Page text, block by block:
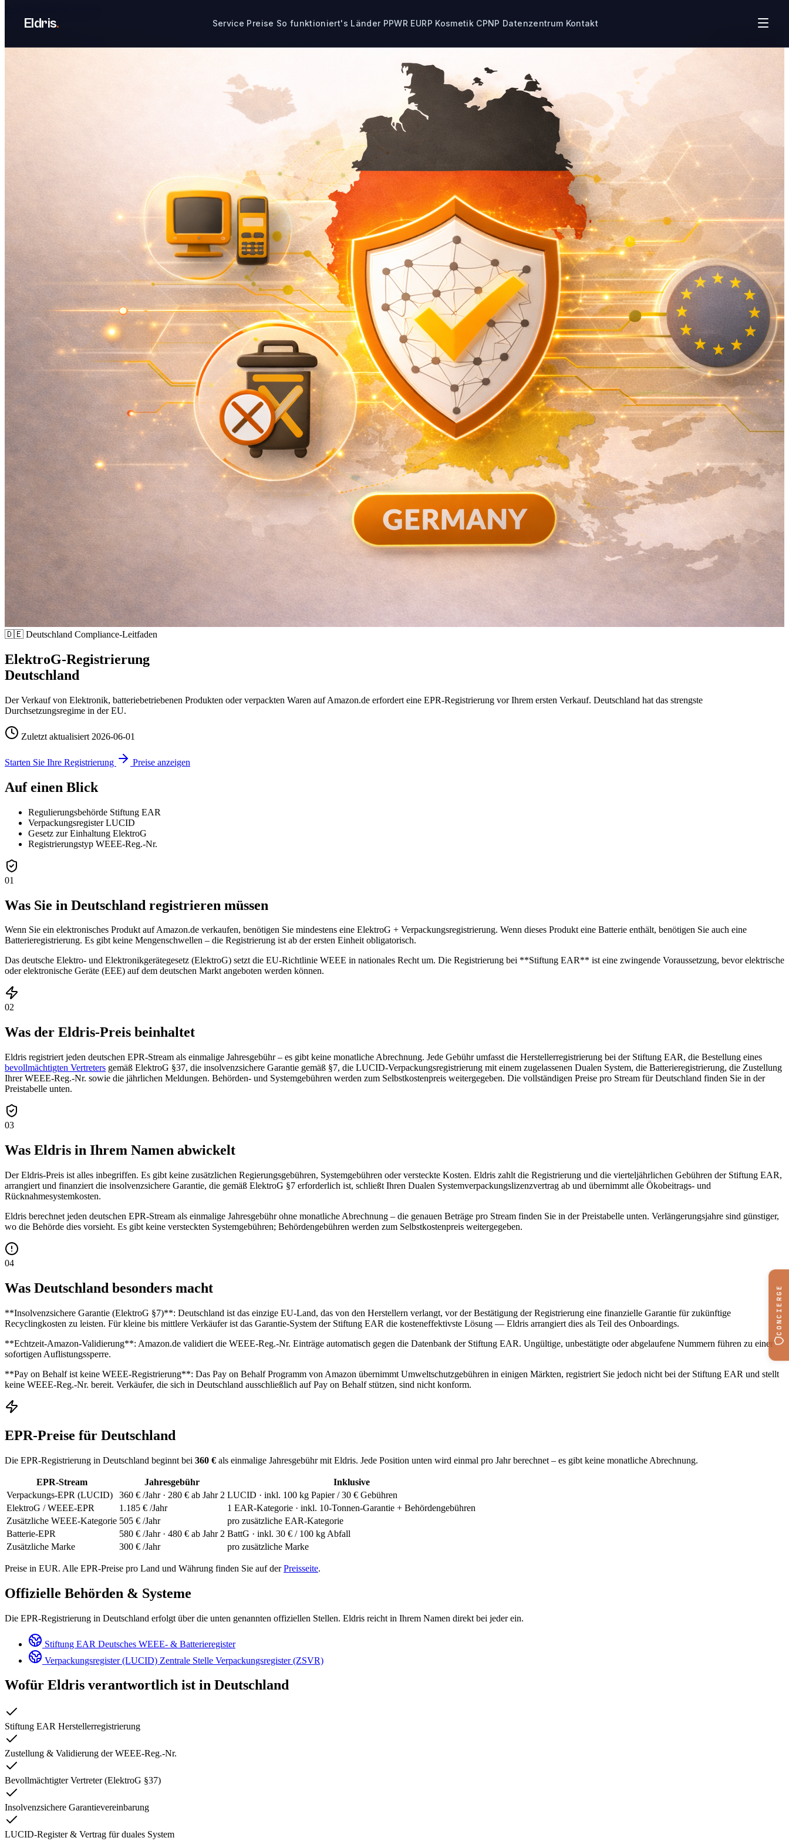
Eldris. Service Preise So funktioniert's Länder PPWR EURP Kosmetik CPNP Datenzentrum Kontakt
🇩🇪 Deutschland Compliance-Leitfaden
ElektroG-Registrierung
Deutschland
Der Verkauf von Elektronik, batteriebetriebenen Produkten oder verpackten Waren auf Amazon.de erfordert eine EPR-Registrierung vor Ihrem ersten Verkauf. Deutschland hat das strengste
Durchsetzungsregime in der EU.
Zuletzt aktualisiert 2026-06-01
Starten Sie Ihre Registrierung Preise anzeigen
Auf einen Blick
Regulierungsbehörde Stiftung EAR
Verpackungsregister LUCID
Gesetz zur Einhaltung ElektroG
Registrierungstyp WEEE-Reg.-Nr.
01
Was Sie in Deutschland registrieren müssen
Wenn Sie ein elektronisches Produkt auf Amazon.de verkaufen, benötigen Sie mindestens eine ElektroG + Verpackungsregistrierung. Wenn dieses Produkt eine Batterie enthält, benötigen Sie auch eine
Batterieregistrierung. Es gibt keine Mengenschwellen – die Registrierung ist ab der ersten Einheit obligatorisch.
Das deutsche Elektro- und Elektronikgerätegesetz (ElektroG) setzt die EU-Richtlinie WEEE in nationales Recht um. Die Registrierung bei **Stiftung EAR** ist eine zwingende Voraussetzung, bevor elektrische
oder elektronische Geräte (EEE) auf dem deutschen Markt angeboten werden können.
02
Was der Eldris-Preis beinhaltet
Eldris registriert jeden deutschen EPR-Stream als einmalige Jahresgebühr – es gibt keine monatliche Abrechnung. Jede Gebühr umfasst die Herstellerregistrierung bei der Stiftung EAR, die Bestellung eines
bevollmächtigten Vertreters gemäß ElektroG §37, die insolvenzsichere Garantie gemäß §7, die LUCID-Verpackungsregistrierung mit einem zugelassenen Dualen System, die Batterieregistrierung, die Zustellung
Ihrer WEEE-Reg.-Nr. sowie die jährlichen Meldungen. Behörden- und Systemgebühren werden zum Selbstkostenpreis weitergegeben. Die vollständigen Preise pro Stream für Deutschland finden Sie in der
Preistabelle unten.
03
Was Eldris in Ihrem Namen abwickelt
Der Eldris-Preis ist alles inbegriffen. Es gibt keine zusätzlichen Regierungsgebühren, Systemgebühren oder versteckte Kosten. Eldris zahlt die Registrierung und die vierteljährlichen Gebühren der Stiftung EAR,
arrangiert und finanziert die insolvenzsichere Garantie, die gemäß ElektroG §7 erforderlich ist, schließt Ihren Dualen Systemverpackungslizenzvertrag ab und übernimmt alle Ökobeitrags- und
Rücknahmesystemkosten.
Eldris berechnet jeden deutschen EPR-Stream als einmalige Jahresgebühr ohne monatliche Abrechnung – die genauen Beträge pro Stream finden Sie in der Preistabelle unten. Verlängerungsjahre sind günstiger,
wo die Behörde dies vorsieht. Es gibt keine versteckten Systemgebühren; Behördengebühren werden zum Selbstkostenpreis weitergegeben.
04
Was Deutschland besonders macht
**Insolvenzsichere Garantie (ElektroG §7)**: Deutschland ist das einzige EU-Land, das von den Herstellern verlangt, vor der Bestätigung der Registrierung eine finanzielle Garantie für zukünftige
Recyclingkosten zu leisten. Für kleine bis mittlere Verkäufer ist das Garantie-System der Stiftung EAR die kosteneffektivste Lösung — Eldris arrangiert dies als Teil des Onboardings.
**Echtzeit-Amazon-Validierung**: Amazon.de validiert die WEEE-Reg.-Nr. Einträge automatisch gegen die Datenbank der Stiftung EAR. Ungültige, unbestätigte oder abgelaufene Nummern führen zu einer
sofortigen Auflistungssperre.
**Pay on Behalf ist keine WEEE-Registrierung**: Das Pay on Behalf Programm von Amazon übernimmt Umweltschutzgebühren in einigen Märkten, registriert Sie jedoch nicht bei der Stiftung EAR und stellt
keine WEEE-Reg.-Nr. bereit. Verkäufer, die sich in Deutschland ausschließlich auf Pay on Behalf stützen, sind nicht konform.
EPR-Preise für Deutschland
Die EPR-Registrierung in Deutschland beginnt bei 360 € als einmalige Jahresgebühr mit Eldris. Jede Position unten wird einmal pro Jahr berechnet – es gibt keine monatliche Abrechnung.
EPR-Stream Jahresgebühr
Inklusive
Verpackungs-EPR (LUCID)
360 € /Jahr · 280 € ab Jahr 2 LUCID · inkl. 100 kg Papier / 30 € Gebühren
ElektroG / WEEE-EPR
1.185 € /Jahr
1 EAR-Kategorie · inkl. 10-Tonnen-Garantie + Behördengebühren
Zusätzliche WEEE-Kategorie 505 € /Jahr
pro zusätzliche EAR-Kategorie
Batterie-EPR
580 € /Jahr · 480 € ab Jahr 2 BattG · inkl. 30 € / 100 kg Abfall
Zusätzliche Marke
300 € /Jahr pro zusätzliche Marke
Preise in EUR. Alle EPR-Preise pro Land und Währung finden Sie auf derPreisseite.
Offizielle Behörden & Systeme
Die EPR-Registrierung in Deutschland erfolgt über die unten genannten offiziellen Stellen. Eldris reicht in Ihrem Namen direkt bei jeder ein.
Stiftung EAR Deutsches WEEE- & Batterieregister
Verpackungsregister (LUCID) Zentrale Stelle Verpackungsregister (ZSVR)
Wofür Eldris verantwortlich ist in Deutschland
Stiftung EAR Herstellerregistrierung
Zustellung & Validierung der WEEE-Reg.-Nr.
Bevollmächtigter Vertreter (ElektroG §37)
Insolvenzsichere Garantievereinbarung
LUCID-Register & Vertrag für duales System
CONCIERGE